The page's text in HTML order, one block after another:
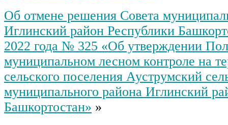
Об отмене решения Совета
Иглинский район Республики
2022 года № 325 «Об утверждении
муниципальном лесном контроле на
сельского поселения Ауструмский
муниципального района Иглинский
Башкортостан» »